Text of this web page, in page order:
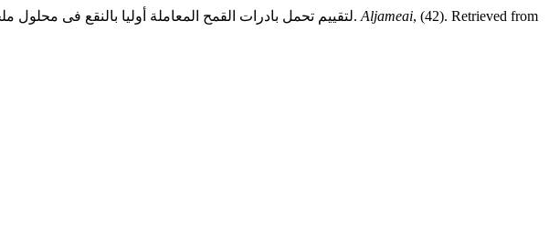
عبد القادرد. س. أ. (2025). استخدام مؤشر TOI لتقييم تحمل بادرات القمح المعاملة أوليا بالنقع فى محلول ملحى للإجهاد الملحى. Aljameai, (42). Retrieved from